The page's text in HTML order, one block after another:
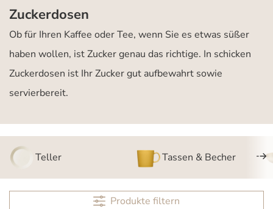
Zuckerdosen
Ob für Ihren Kaffee oder Tee, wenn Sie es etwas süßer
haben wollen, ist Zucker genau das richtige. In schicken
Zuckerdosen ist Ihr Zucker gut aufbewahrt sowie
servierbereit.
Teller Tassen & Becher
Produkte filtern